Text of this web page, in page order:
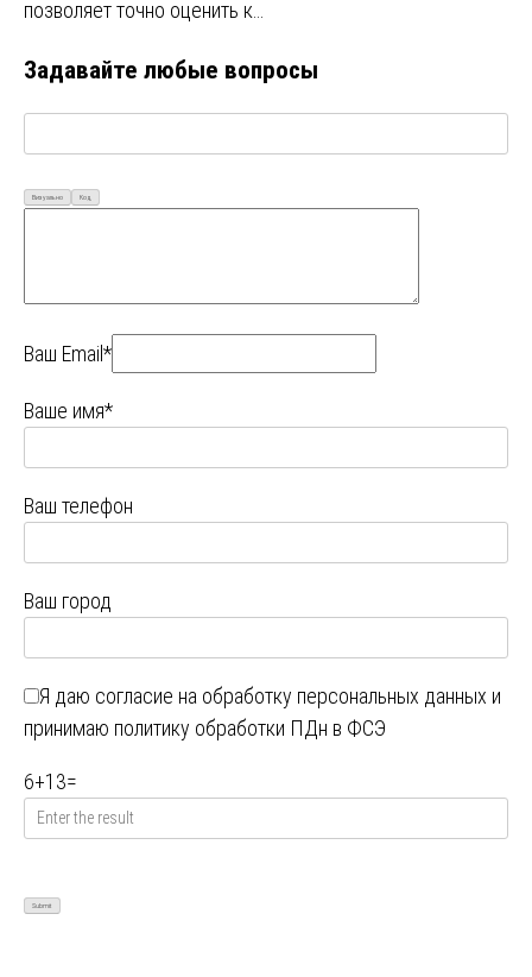
позволяет точно оценить к…
Задавайте любые вопросы
Визуально Код
Ваш Email*
Ваше имя*
Ваш телефон
Ваш город
Я даю согласие на обработку персональных данных и
принимаю политику обработки ПДн в ФСЭ
6+13=